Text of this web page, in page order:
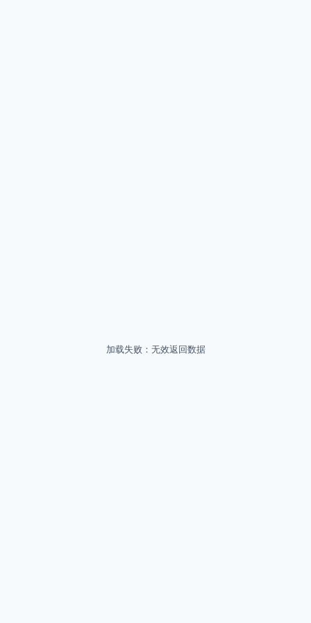
加载失败：无效返回数据